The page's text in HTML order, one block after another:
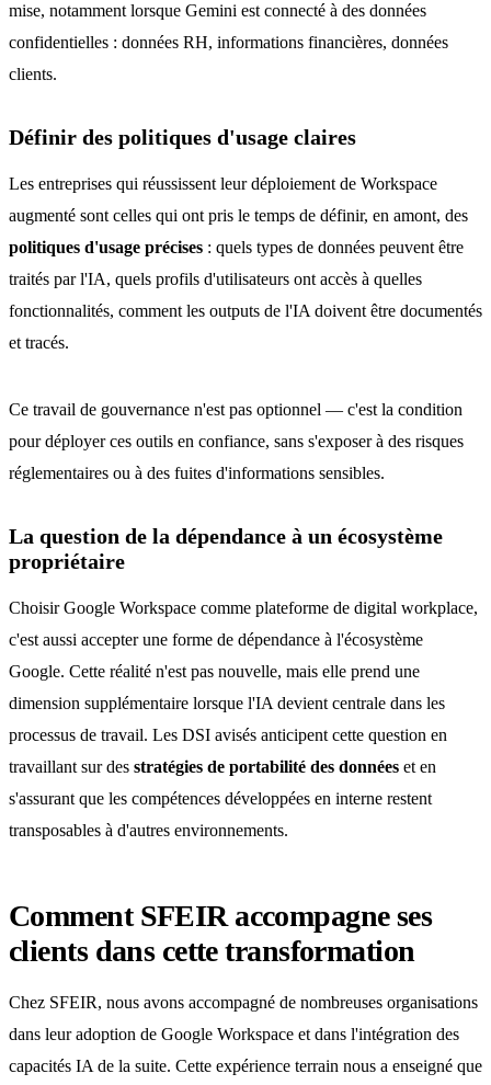
mise, notamment lorsque Gemini est connecté à des données
confidentielles : données RH, informations financières, données
clients.
Définir des politiques d'usage claires
Les entreprises qui réussissent leur déploiement de Workspace
augmenté sont celles qui ont pris le temps de définir, en amont, des
politiques d'usage précises : quels types de données peuvent être
traités par l'IA, quels profils d'utilisateurs ont accès à quelles
fonctionnalités, comment les outputs de l'IA doivent être documentés
et tracés.
Ce travail de gouvernance n'est pas optionnel — c'est la condition
pour déployer ces outils en confiance, sans s'exposer à des risques
réglementaires ou à des fuites d'informations sensibles.
La question de la dépendance à un écosystème
propriétaire
Choisir Google Workspace comme plateforme de digital workplace,
c'est aussi accepter une forme de dépendance à l'écosystème
Google. Cette réalité n'est pas nouvelle, mais elle prend une
dimension supplémentaire lorsque l'IA devient centrale dans les
processus de travail. Les DSI avisés anticipent cette question en
travaillant sur des stratégies de portabilité des données et en
s'assurant que les compétences développées en interne restent
transposables à d'autres environnements.
Comment SFEIR accompagne ses
clients dans cette transformation
Chez SFEIR, nous avons accompagné de nombreuses organisations
dans leur adoption de Google Workspace et dans l'intégration des
capacités IA de la suite. Cette expérience terrain nous a enseigné que